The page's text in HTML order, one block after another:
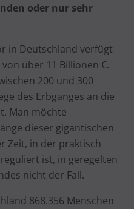
oder nur sehr
in Deutschland verfügt
über 11 Billionen €.
200 und 300
des Erbganges an die
Man möchte
dieser gigantischen
Zeit, in der praktisch
ist, in geregelten
nicht der Fall.
868.356 Menschen